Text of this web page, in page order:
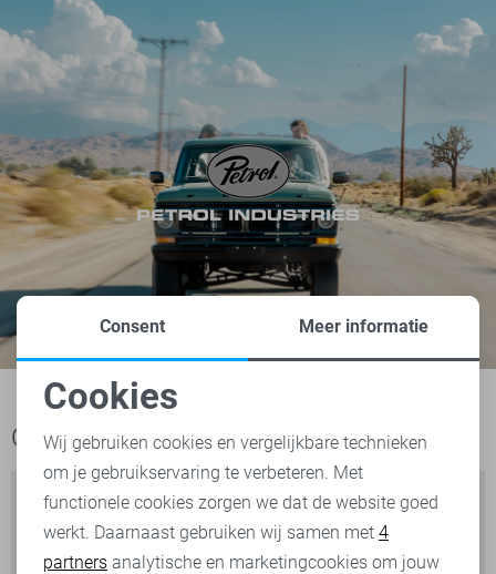
Ook het bekijken waard
Noodzakelijke cookies
Personalisatie cookies
Analytische cookies
Consent Meer informatie
Cookies
Wij gebruiken cookies en vergelijkbare technieken
om je gebruikservaring te verbeteren. Met
functionele cookies zorgen we dat de website goed
werkt. Daarnaast gebruiken wij samen met 4
partners analytische en marketingcookies om jouw